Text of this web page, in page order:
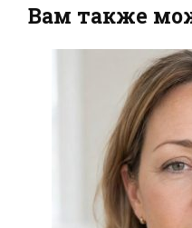
Вам также